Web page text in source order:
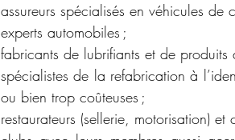
assureurs spécialisés en véhicules de
experts automobiles ;
fabricants de lubrifiants et de produits
spécialistes de la refabrication à
ou bien trop coûteuses ;
restaurateurs (sellerie, motorisation) et